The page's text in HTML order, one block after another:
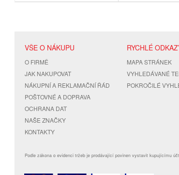
VŠE O NÁKUPU
O FIRMĚ
JAK NAKUPOVAT
NÁKUPNÍ A REKLAMAČNÍ ŘÁD
POŠTOVNÉ A DOPRAVA
OCHRANA DAT
NAŠE ZNAČKY
KONTAKTY
RYCHLÉ
MAPA STRÁNEK
VYHLEDÁVANÉ
POKROČILÉ
Podle zákona o evidenci tržeb je prodávající povinen vystavit kupujícímu